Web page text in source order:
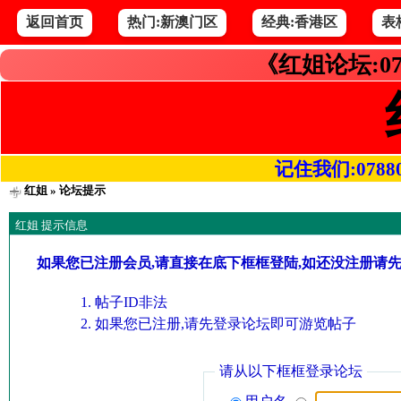
返回首页 热门:新澳门区 经典:香港区 表
《红姐论坛
记住我们
红姐» 论坛提示
红姐 提示信息
如果您已注册会员,请直接在底下框框登陆,如还没注册请
帖子ID非法
如果您已注册,请先登录论坛即可游览帖子
请从以下框框登录论坛